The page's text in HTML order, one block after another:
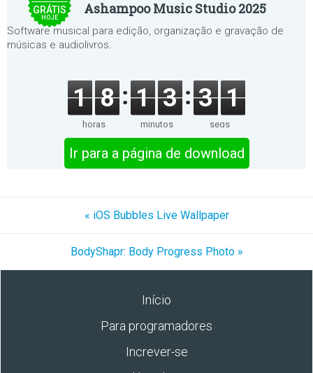
GRÁTIS
HOJE
Ashampoo Music Studio 2025
Software musical para edição, organização e gravação de
músicas e audiolivros.
1 8
horas
1 3
minutos
3 1
segs
Ir para a página de download
« iOS Bubbles Live Wallpaper
BodyShapr: Body Progress Photo »
Início
Para programadores
Increver-se